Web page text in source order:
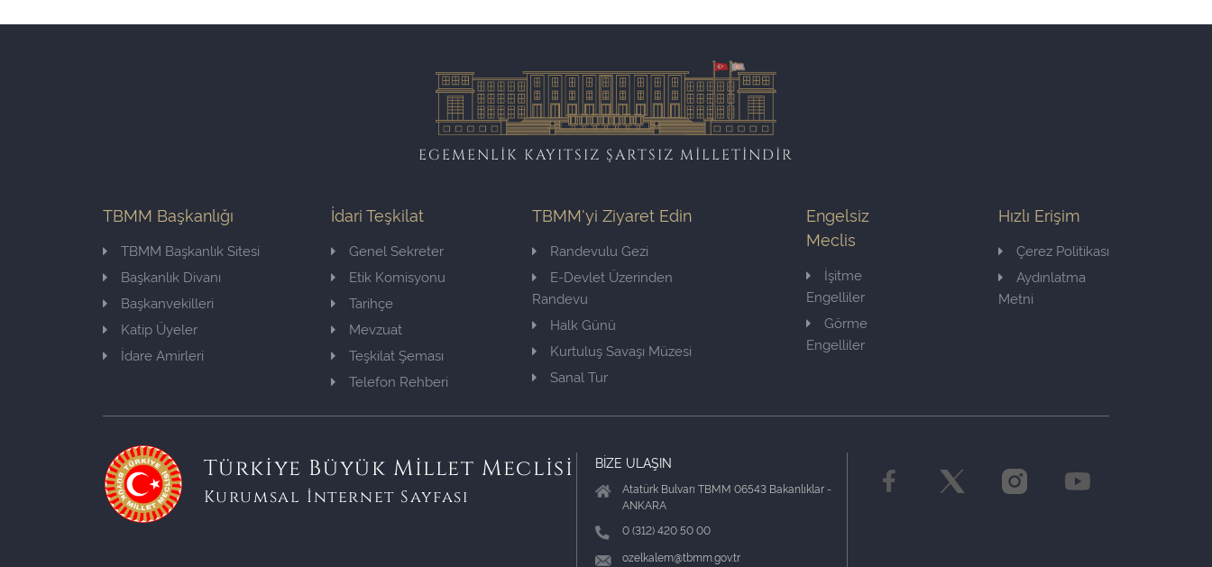
EGEMENLİK KAYITSIZ ŞARTSIZ MİLLETİNDİR
TBMM Başkanlığı
TBMM Başkanlık Sitesi
Başkanlık Divanı
Başkanvekilleri
Katip Üyeler
İdare Amirleri
İdari Teşkilat
Genel Sekreter
Etik Komisyonu
Tarihçe
Mevzuat
Teşkilat Şeması
Telefon Rehberi
TBMM'yi Ziyaret Edin
Randevulu Gezi
E-Devlet Üzerinden
Randevu
Halk Günü
Kurtuluş Savaşı Müzesi
Sanal Tur
Engelsiz
Meclis
İşitme
Engelliler
Görme
Engelliler
Hızlı Erişim
Çerez Politikası
Aydınlatma
Metni
Türkiye Büyük Millet Meclisi
Kurumsal İnternet Sayfası
BİZE ULAŞIN
Atatürk Bulvarı TBMM 06543 Bakanlıklar -
ANKARA
0 (312) 420 50 00
ozelkalem@tbmm.gov.tr